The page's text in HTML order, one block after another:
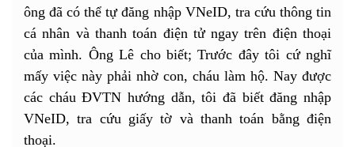
ông đã có thể tự đăng nhập VNeID, tra cứu thông tin
cá nhân và thanh toán điện tử ngay trên điện thoại
của mình. Ông Lê cho biết; Trước đây tôi cứ nghĩ
mấy việc này phải nhờ con, cháu làm hộ. Nay được
các cháu ĐVTN hướng dẫn, tôi đã biết đăng nhập
VNeID, tra cứu giấy tờ và thanh toán bằng điện
thoại.